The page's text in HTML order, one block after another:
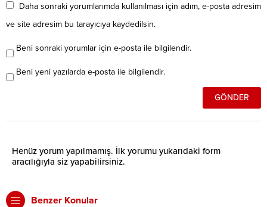
Daha sonraki yorumlarımda kullanılması için adım, e-posta adresim
ve site adresim bu tarayıcıya kaydedilsin.
Beni sonraki yorumlar için e-posta ile bilgilendir.
Beni yeni yazılarda e-posta ile bilgilendir.
Henüz yorum yapılmamış. İlk yorumu yukarıdaki form
aracılığıyla siz yapabilirsiniz.
Benzer Konular